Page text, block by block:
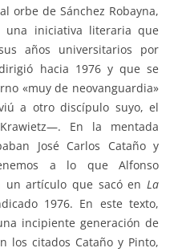
orbe de Sánchez Robayna,
una iniciativa literaria que
años universitarios por
hacia 1976 y que se
«muy de neovanguardia»
a otro discípulo suyo, el
En la mentada
José Carlos Cataño y
a lo que Alfonso
un artículo que sacó en La
1976. En este texto,
incipiente generación de
los citados Cataño y Pinto,